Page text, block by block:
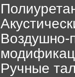
Воздушно-
Ручные